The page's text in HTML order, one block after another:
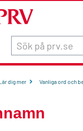
Sök innehåll på siten
dig mer Vanliga ord och